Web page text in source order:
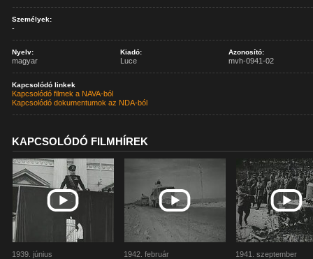
Személyek:
-
Nyelv:
magyar
Kiadó:
Luce
Azonosító:
mvh-0941-02
Kapcsolódó linkek
Kapcsolódó filmek a NAVA-ból
Kapcsolódó dokumentumok az NDA-ból
KAPCSOLÓDÓ FILMHÍREK
1939. június
1942. február
1941. szeptember